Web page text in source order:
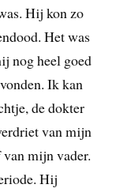
Hij kon zo
Het was
nog heel goed
Ik kan
de dokter
van mijn
mijn vader.
Hij